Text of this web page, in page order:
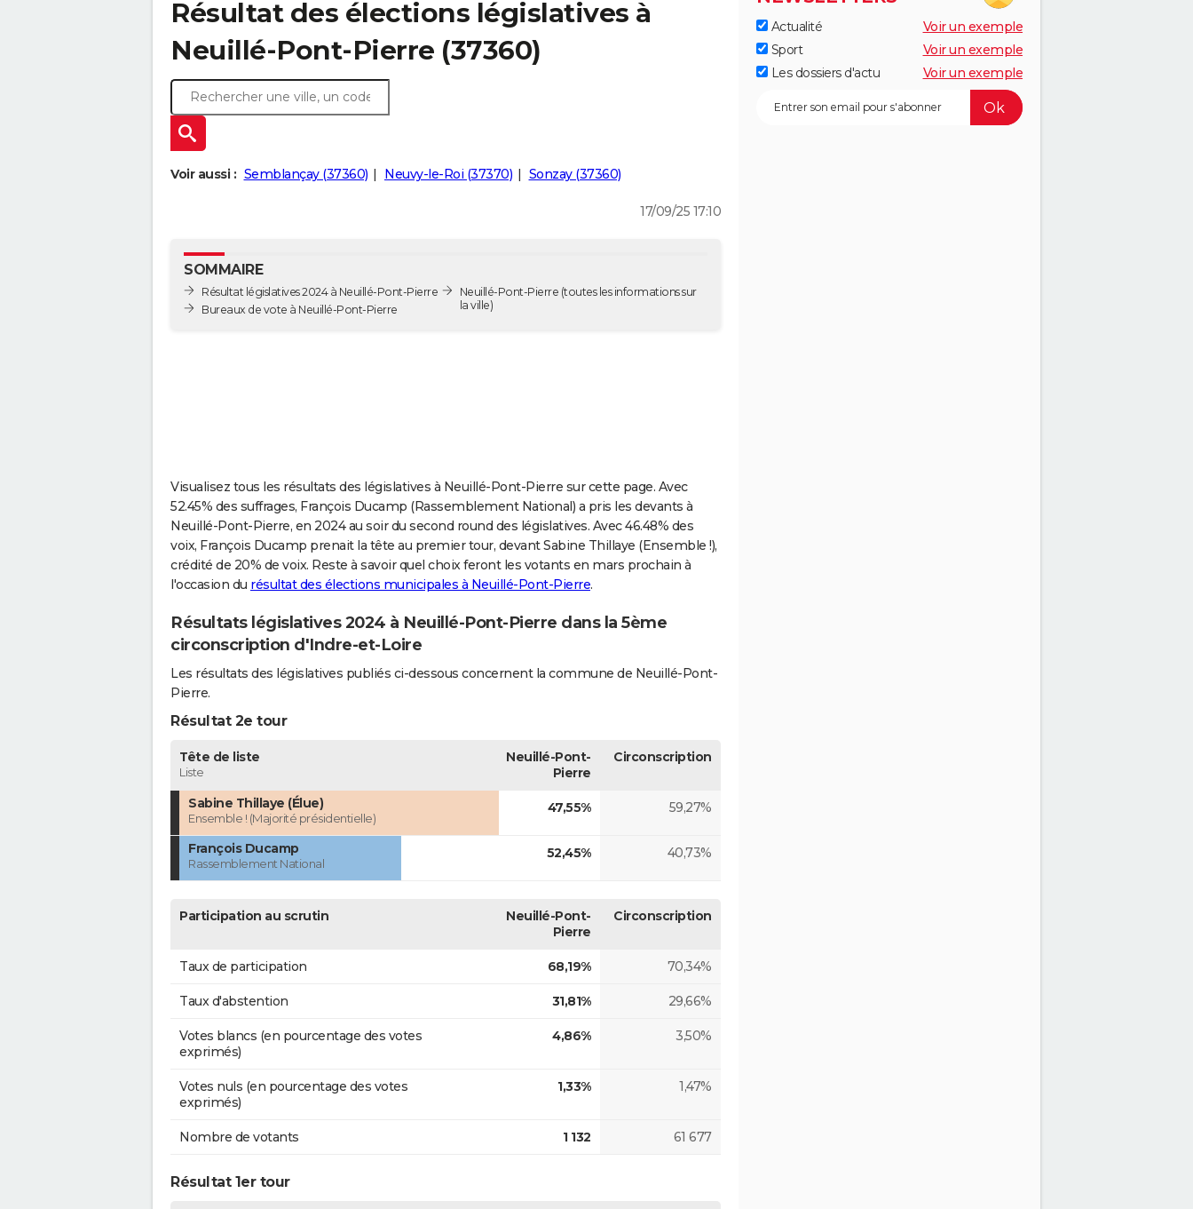
Résultat des élections législatives à
Neuillé-Pont-Pierre (37360)
Voir aussi : Semblançay (37360) Neuvy-le-Roi (37370) Sonzay (37360)
17/09/25 17:10
SOMMAIRE
Résultat législatives 2024 à Neuillé-Pont-Pierre
Bureaux de vote à Neuillé-Pont-Pierre
Neuillé-Pont-Pierre (toutes les informations sur
la ville)
Visualisez tous les résultats des législatives à Neuillé-Pont-Pierre sur cette page. Avec
52.45% des suffrages, François Ducamp (Rassemblement National) a pris les devants à
Neuillé-Pont-Pierre, en 2024 au soir du second round des législatives. Avec 46.48% des
voix, François Ducamp prenait la tête au premier tour, devant Sabine Thillaye (Ensemble !),
crédité de 20% de voix. Reste à savoir quel choix feront les votants en mars prochain à
l'occasion du résultat des élections municipales à Neuillé-Pont-Pierre.
Résultats législatives 2024 à Neuillé-Pont-Pierre dans la 5ème
circonscription d'Indre-et-Loire
Les résultats des législatives publiés ci-dessous concernent la commune de Neuillé-Pont-
Pierre.
Résultat 2e tour
Tête de liste
Liste
Neuillé-Pont-
Pierre
Circonscription
Sabine Thillaye (Élue)
Ensemble ! (Majorité présidentielle)
47,55% 59,27%
François Ducamp
Rassemblement National
52,45% 40,73%
Participation au scrutin
Neuillé-Pont-
Pierre
Circonscription
Taux de participation 68,19% 70,34%
Taux d'abstention 31,81% 29,66%
Votes blancs (en pourcentage des votes
exprimés)
4,86% 3,50%
Votes nuls (en pourcentage des votes
exprimés)
1,33% 1,47%
Nombre de votants 1 132 61 677
Résultat 1er tour
Actualité
Voir un exemple
Sport
Voir un exemple
Les dossiers d'actu
Voir un exemple